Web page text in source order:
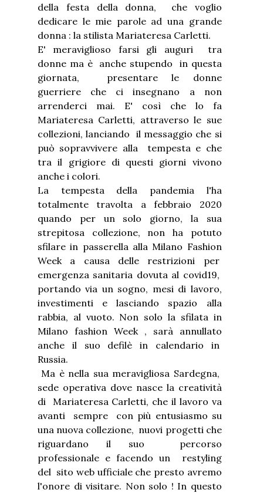
della festa della donna, che voglio
dedicare le mie parole ad una grande
donna : la stilista Mariateresa Carletti.
E' meraviglioso farsi gli auguri tra
donne ma è anche stupendo in questa
giornata, presentare le donne
guerriere che ci insegnano a non
arrenderci mai. E' così che lo fa
Mariateresa Carletti, attraverso le sue
collezioni, lanciando il messaggio che si
può sopravvivere alla tempesta e che
tra il grigiore di questi giorni vivono
anche i colori.
La tempesta della pandemia l'ha
totalmente travolta a febbraio 2020
quando per un solo giorno, la sua
strepitosa collezione, non ha potuto
sfilare in passerella alla Milano Fashion
Week a causa delle restrizioni per
emergenza sanitaria dovuta al covid19,
portando via un sogno, mesi di lavoro,
investimenti e lasciando spazio alla
rabbia, al vuoto. Non solo la sfilata in
Milano fashion Week , sarà annullato
anche il suo defilè in calendario in
Russia.
Ma è nella sua meravigliosa Sardegna,
sede operativa dove nasce la creatività
di Mariateresa Carletti, che il lavoro va
avanti sempre con più entusiasmo su
una nuova collezione, nuovi progetti che
riguardano il suo percorso
professionale e facendo un restyling
del sito web ufficiale che presto avremo
l'onore di visitare. Non solo ! In questo